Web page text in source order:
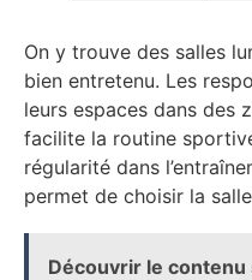
On y trouve des salles
bien entretenu. Les
leurs espaces dans des
facilite la routine
régularité dans
permet de choisir la
Découvrir le contenu